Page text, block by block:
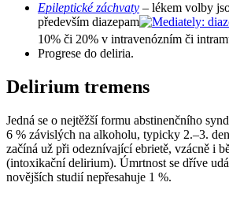
Epileptické záchvaty – lékem volby
především diazepam
10% či 20% v intravenózním či
Progrese do deliria.
Delirium tremens
Jedná se o nejtěžší formu abstinenčního
6 % závislých na alkoholu, typicky 2.–3.
začíná už při odeznívající ebrietě, vzácně i
(intoxikační delirium). Úmrtnost se dříve
novějších studií nepřesahuje 1 %.